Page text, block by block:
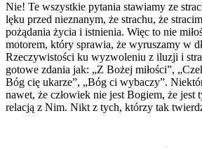
Nie! Te wszystkie pytania stawiamy ze
lęku przed nieznanym, że strachu, że
pożądania życia i istnienia. Więc to nie
motorem, który sprawia, że wyruszamy w
Rzeczywistości ku wyzwoleniu z iluzji i
gotowe zdania jak: „Z Bożej miłości”,
Bóg cię ukarze”, „Bóg ci wybaczy”.
nawet, że człowiek nie jest Bogiem, że jest
relacją z Nim. Nikt z tych, którzy tak